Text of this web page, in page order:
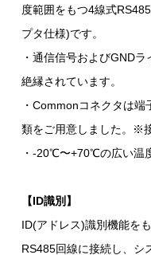
度範囲をもつ4線式
プタ仕様)です。
・通信信号およびGND
絶縁されています。
・Commonコネクタは
類をご用意しました。※
・-20℃〜+70℃の広い温
【ID識別】
ID(アドレス)識別機能を
RS485回線に接続し、シ